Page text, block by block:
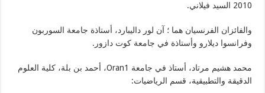
2010 السيد فيلاني.
والفائزان الفرنسيان هما ؛ آن لور داليبارد، أستاذة جامعة السوربون
وفرانسوا ديلارو وأستاذة في جامعة كوت دازور.
محمد هشيم مرتاد، أستاذ في جامعة Oran1، أحمد بن بلة، كلية العلوم
الدقيقة والتطبيقية، قسم الرياضيات: